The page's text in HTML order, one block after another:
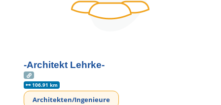
-Architekt Lehrke-
106.91 km
Architekten/Ingenieure